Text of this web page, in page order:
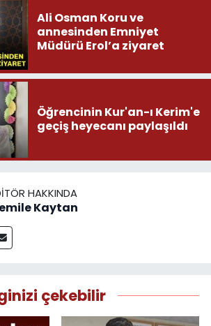
Ali Osman Koru ve
annesinden Emniyet
Müdürü Erol’a ziyaret
Öğrencinin Kur'an-ı Kerim'e
geçiş heyecanı paylaşıldı
HAKKINDA
Kaytan
çekebilir